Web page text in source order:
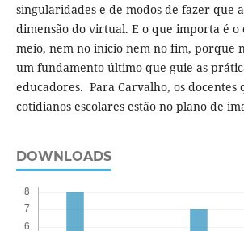
singularidades e de modos de fazer que
dimensão do virtual. E o que importa é o
meio, nem no início nem no fim, porque
um fundamento último que guie as
educadores. Para Carvalho, os docentes
cotidianos escolares estão no plano de
DOWNLOADS